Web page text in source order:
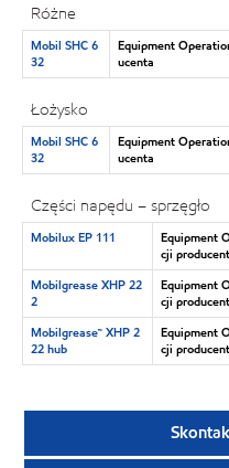
Różne
Mobil SHC 6
32
Equipment
ucenta
Łożysko
Mobil SHC 6
32
Equipment
ucenta
Części napędu – sprzęgło
Mobilux EP 111
Equipment
cji
Mobilgrease XHP 22
2
Equipment
cji
Mobilgrease™ XHP 2
22 hub
Equipment
cji